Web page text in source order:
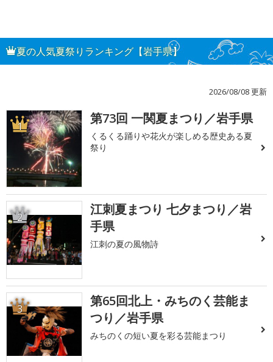
夏の人気夏祭りランキング【岩手県】
2026/08/08 更新
1 第73回 一関夏まつり／岩手県
くるくる踊りや花火が楽しめる歴史ある夏
祭り
2
江刺夏まつり 七夕まつり／岩
手県
江刺の夏の風物詩
3
第65回北上・みちのく芸能ま
つり／岩手県
みちのくの短い夏を彩る芸能まつり